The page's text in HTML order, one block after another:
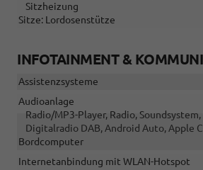
Sitzheizung
Sitze: Lordosenstütze
INFOTAINMENT &
Assistenzsysteme
Audioanlage
Radio/MP3-Player, Radio,
Digitalradio DAB, Android Auto, Apple
Bordcomputer
Internetanbindung mit WLAN-Hotspot